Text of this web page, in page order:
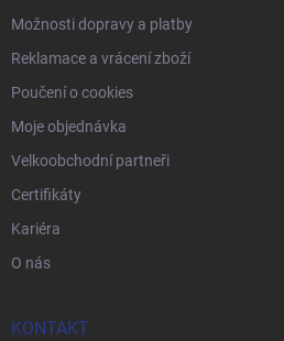
Možnosti dopravy a platby
Reklamace a vrácení zboží
Poučení o cookies
Moje objednávka
Velkoobchodní partneři
Certifikáty
Kariéra
O nás
KONTAKT